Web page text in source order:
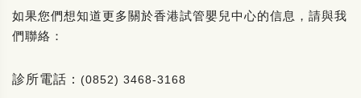
如果您們想知道更多關於香港試管嬰兒中心的信息，請與我
們聯絡：
診所電話： (0852) 3468-3168